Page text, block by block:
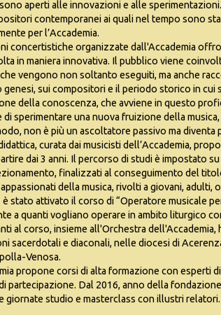
aperti alle innovazioni e alle
contemporanei ai quali nel tempo sono
per l’Accademia.
concertistiche organizzate dall'Accademia
in maniera innovativa. Il pubblico viene
vengono non soltanto eseguiti, ma anche
genesi, sui compositori e il periodo storico in cui
della conoscenza, che avviene in questo
di sperimentare una nuova fruizione della
non è più un ascoltatore passivo ma diventa
curata dai musicisti dell’Accademia,
dai 3 anni. Il percorso di studi è impostato
finalizzati al conseguimento del
della musica, rivolti a giovani, adulti,
è stato attivato il corso di “Operatore musicale
a quanti vogliano operare in ambito liturgico
al corso, insieme all'Orchestra
sacerdotali e diaconali, nelle diocesi di
Venosa.
propone corsi di alta formazione con esperti
partecipazione. Dal 2016, anno della
giornate studio e masterclass con illustri relatori.